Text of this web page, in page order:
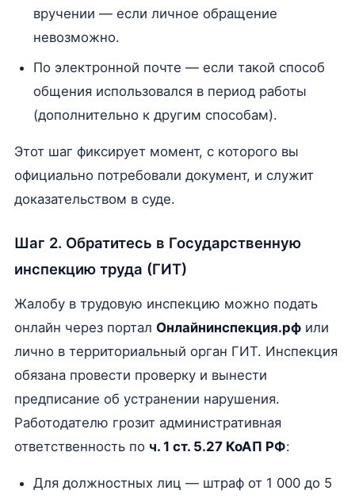
вручении — если личное обращение
невозможно.
По электронной почте — если такой способ
общения использовался в период работы
(дополнительно к другим способам).
Этот шаг фиксирует момент, с которого вы
официально потребовали документ, и служит
доказательством в суде.
Шаг 2. Обратитесь в Государственную
инспекцию труда (ГИТ)
Жалобу в трудовую инспекцию можно подать
онлайн через портал Онлайнинспекция.рфили
лично в территориальный орган ГИТ. Инспекция
обязана провести проверку и вынести
предписание об устранении нарушения.
Работодателю грозит административная
ответственность по ч. 1 ст. 5.27 КоАП РФ:
Для должностных лиц — штраф от 1 000 до 5